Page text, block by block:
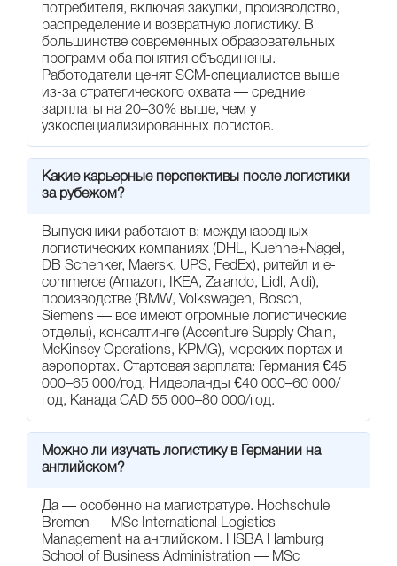
потребителя, включая закупки, производство,
распределение и возвратную логистику. В
большинстве современных образовательных
программ оба понятия объединены.
Работодатели ценят SCM-специалистов выше
из-за стратегического охвата — средние
зарплаты на 20–30% выше, чем у
узкоспециализированных логистов.
Какие карьерные перспективы после логистики
за рубежом?
Выпускники работают в: международных
логистических компаниях (DHL, Kuehne+Nagel,
DB Schenker, Maersk, UPS, FedEx), ритейл и e-
commerce (Amazon, IKEA, Zalando, Lidl, Aldi),
производстве (BMW, Volkswagen, Bosch,
Siemens — все имеют огромные логистические
отделы), консалтинге (Accenture Supply Chain,
McKinsey Operations, KPMG), морских портах и
аэропортах. Стартовая зарплата: Германия €45
000–65 000/год, Нидерланды €40 000–60 000/
год, Канада CAD 55 000–80 000/год.
Можно ли изучать логистику в Германии на
английском?
Да — особенно на магистратуре. Hochschule
Bremen — MSc International Logistics
Management на английском. HSBA Hamburg
School of Business Administration — MSc